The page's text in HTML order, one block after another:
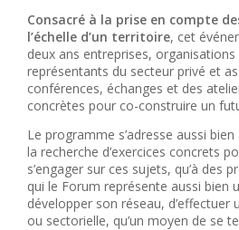
Consacré à la prise en compte
l’échelle d’un territoire, cet
deux ans entreprises,
représentants du secteur privé et
conférences, échanges et des
concrètes pour co-construire un
Le programme s’adresse aussi
la recherche d’exercices concrets
s’engager sur ces sujets, qu’à des
qui le Forum représente aussi bien
développer son réseau, d’effectuer
ou sectorielle, qu’un moyen de se